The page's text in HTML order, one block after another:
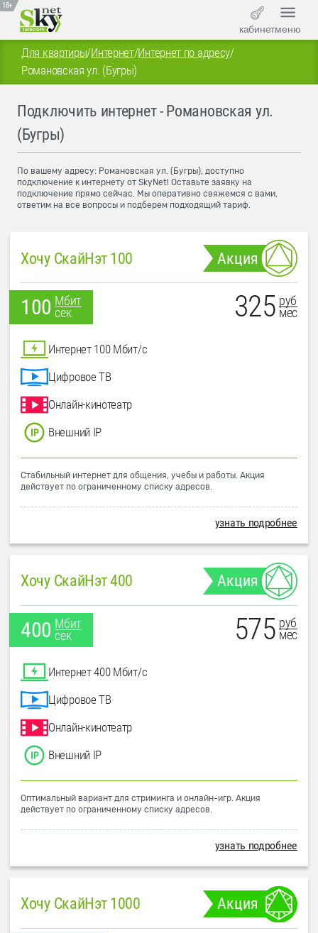
18+
кабинетменю
Для квартиры/Интернет/Интернет по адресу/
Романовская ул. (Бугры)
Подключить интернет - Романовская ул.
(Бугры)
По вашему адресу: Романовская ул. (Бугры), доступно
подключение к интернету от SkyNet! Оставьте заявку на
подключение прямо сейчас. Мы оперативно свяжемся с вами,
ответим на все вопросы и подберем подходящий тариф.
Хочу СкайНэт 100 Акция
100 Мбит
сек
325 руб
мес
Интернет 100 Мбит/с
Цифровое ТВ
Онлайн-кинотеатр
Внешний IP
Стабильный интернет для общения, учебы и работы. Акция
действует по ограниченному списку адресов.
узнать подробнее
Хочу СкайНэт 400 Акция
400 Мбит
сек
575 руб
мес
Интернет 400 Мбит/с
Цифровое ТВ
Онлайн-кинотеатр
Внешний IP
Оптимальный вариант для стриминга и онлайн-игр. Акция
действует по ограниченному списку адресов.
узнать подробнее
Хочу СкайНэт 1000 Акция